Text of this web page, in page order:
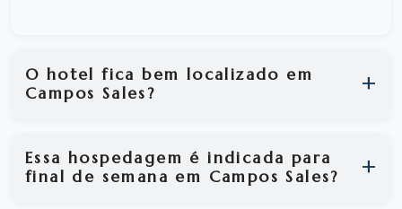
O hotel fica bem localizado em
Campos Sales?
Essa hospedagem é indicada para
final de semana em Campos Sales?